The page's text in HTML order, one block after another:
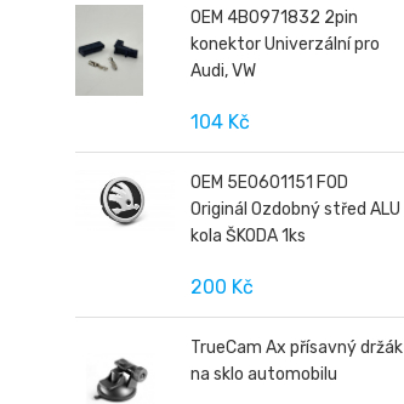
OEM 4B0971832 2pin
konektor Univerzální pro
Audi, VW
104 Kč
OEM 5E0601151 FOD
Originál Ozdobný střed ALU
kola ŠKODA 1ks
200 Kč
TrueCam Ax přísavný držák
na sklo automobilu